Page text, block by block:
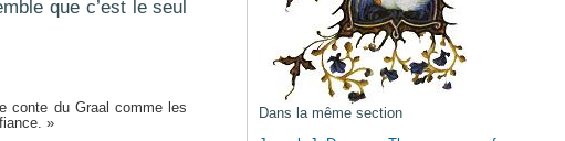
Dans la même section
que c’est le seul
conte du Graal comme les
»